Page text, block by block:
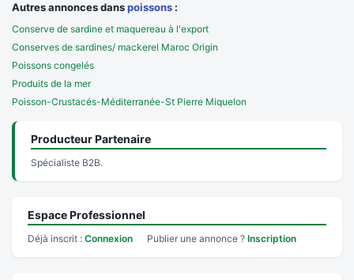
Autres annonces danspoissons :
Conserve de sardine et maquereau à l'export
Conserves de sardines/ mackerel Maroc Origin
Poissons congelés
Produits de la mer
Poisson-Crustacés-Méditerranée-St Pierre Miquelon
Producteur Partenaire
Spécialiste B2B.
Espace Professionnel
Déjà inscrit : Connexion Publier une annonce ? Inscription